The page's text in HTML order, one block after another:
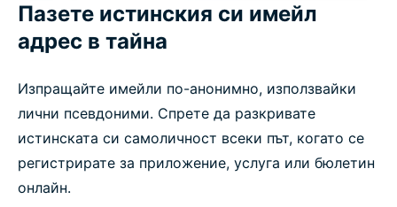
Пазете истинския си имейл
адрес в тайна
Изпращайте имейли по-анонимно, използвайки
лични псевдоними. Спрете да разкривате
истинската си самоличност всеки път, когато се
регистрирате за приложение, услуга или бюлетин
онлайн.